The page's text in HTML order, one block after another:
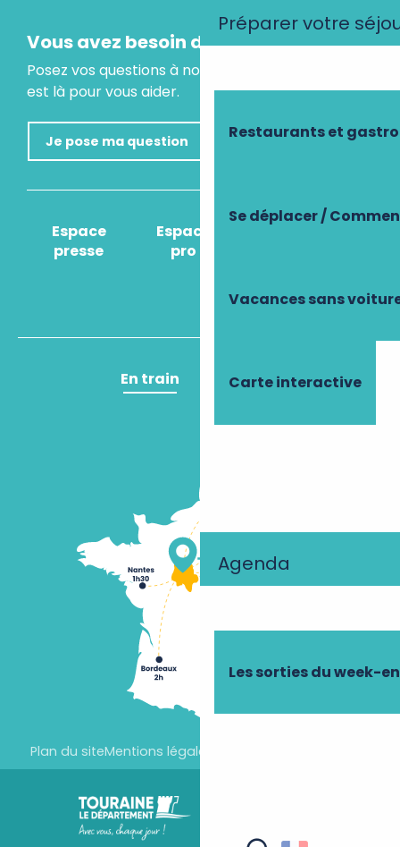
Préparer votre
Restaurants et
Se déplacer /
Vacances sans
Carte interactive
Agenda
Les sorties du week-
Vous avez besoin d'un conseil ?
Posez vos questions à notre assistant virtuel, il
est là pour vous aider.
Je pose ma question
Espace
presse
Espace
pro
Comment venir
En train En avion
Plan du siteMentions légales